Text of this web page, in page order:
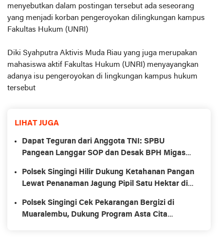
menyebutkan dalam postingan tersebut ada seseorang
yang menjadi korban pengeroyokan dilingkungan kampus
Fakultas Hukum (UNRI)
Diki Syahputra Aktivis Muda Riau yang juga merupakan
mahasiswa aktif Fakultas Hukum (UNRI) menyayangkan
adanya isu pengeroyokan di lingkungan kampus hukum
tersebut
LIHAT JUGA
Dapat Teguran dari Anggota TNI: SPBU
Pangean Langgar SOP dan Desak BPH Migas
Polsek Singingi Hilir Dukung Ketahanan Pangan
Lewat Penanaman Jagung Pipil Satu Hektar di
Polsek Singingi Cek Pekarangan Bergizi di
Muaralembu, Dukung Program Asta Cita